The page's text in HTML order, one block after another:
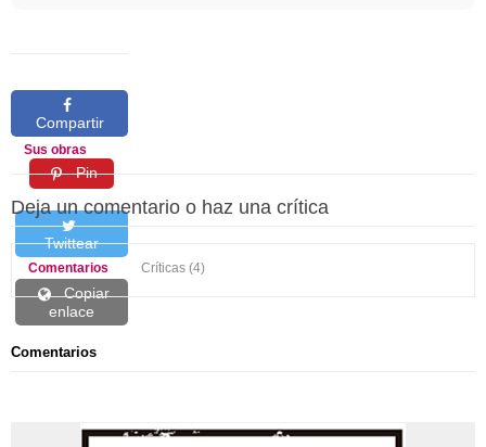
Compartir
Pin
Twittear
Copiar
enlace
Sus obras
Deja un comentario o haz una crítica
Comentarios Críticas (4)
Comentarios